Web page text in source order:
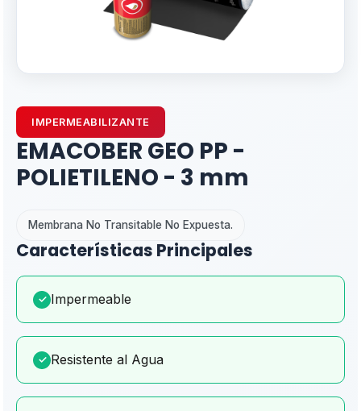
IMPERMEABILIZANTE
EMACOBER GEO PP -
POLIETILENO - 3 mm
Membrana No Transitable No Expuesta.
Características Principales
✓ Impermeable
✓ Resistente al Agua